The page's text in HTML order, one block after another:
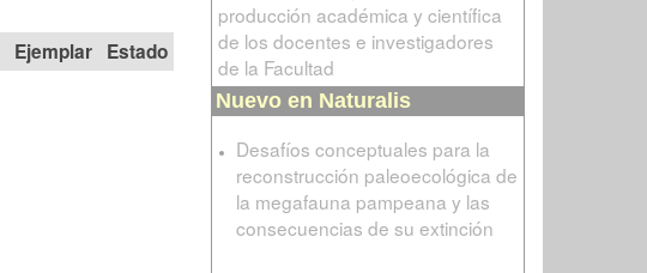
Estado
producción académica y científica
de los docentes e investigadores
de la Facultad
Nuevo en Naturalis
Desafíos conceptuales para la
reconstrucción paleoecológica de
la megafauna pampeana y las
consecuencias de su extinción